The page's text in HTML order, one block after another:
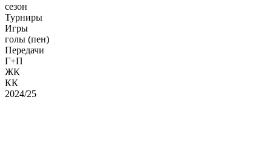
сезон
Турниры
Игры
голы (пен)
Передачи
Г+П
ЖК
КК
2024/25